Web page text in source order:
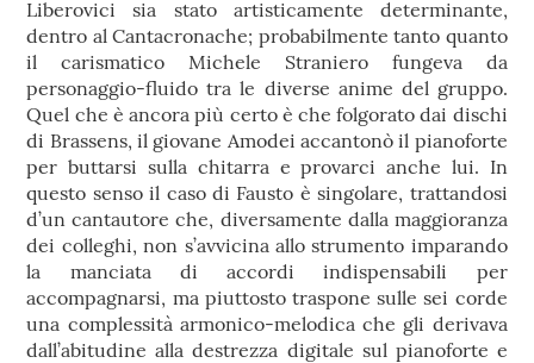
Liberovici sia stato artisticamente determinante,
dentro al Cantacronache; probabilmente tanto quanto
il carismatico Michele Straniero fungeva da
personaggio-fluido tra le diverse anime del gruppo.
Quel che è ancora più certo è che folgorato dai dischi
di Brassens, il giovane Amodei accantonò il pianoforte
per buttarsi sulla chitarra e provarci anche lui. In
questo senso il caso di Fausto è singolare, trattandosi
d’un cantautore che, diversamente dalla maggioranza
dei colleghi, non s’avvicina allo strumento imparando
la manciata di accordi indispensabili per
accompagnarsi, ma piuttosto traspone sulle sei corde
una complessità armonico-melodica che gli derivava
dall’abitudine alla destrezza digitale sul pianoforte e